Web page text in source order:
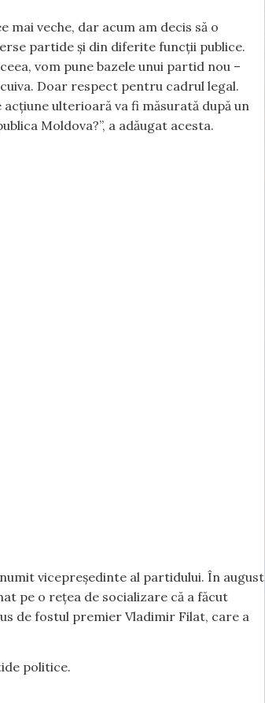
veche, dar acum am decis să o
partide și din diferite funcții publice.
vom pune bazele unui partid nou –
Doar respect pentru cadrul legal.
ulterioară va fi măsurată după un
Moldova?”, a adăugat acesta.
vicepreședinte al partidului. În august
pe o rețea de socializare că a făcut
de fostul premier Vladimir Filat, care a
politice.